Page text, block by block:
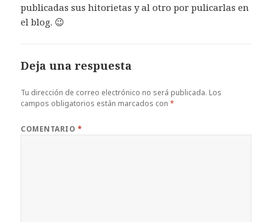
publicadas sus hitorietas y al otro por pulicarlas en
el blog. 😉
Deja una respuesta
Tu dirección de correo electrónico no será publicada. Los
campos obligatorios están marcados con*
COMENTARIO *